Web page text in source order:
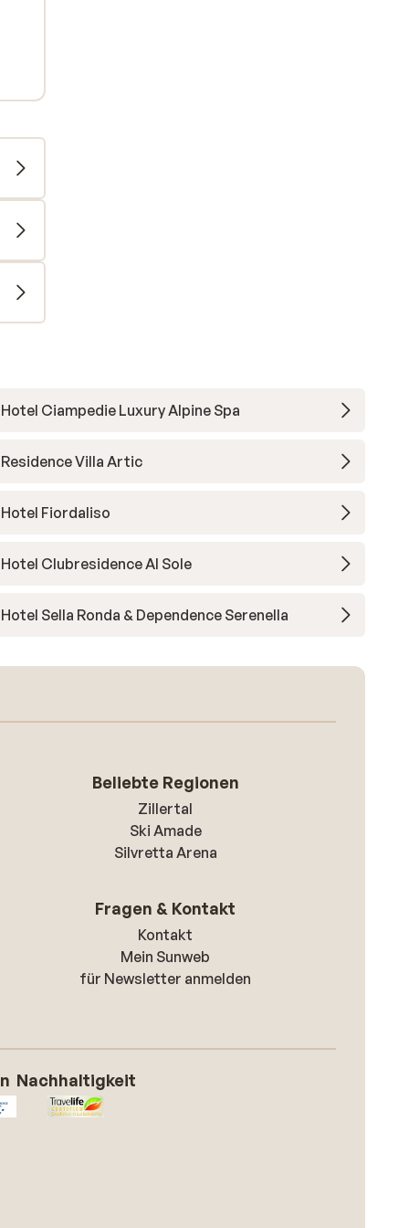
Hotel Ciampedie Luxury Alpine Spa
Residence Villa Artic
Hotel Fiordaliso
Hotel Clubresidence Al Sole
Hotel Sella Ronda & Dependence Serenella
Beliebte Regionen
Zillertal
Ski Amade
Silvretta Arena
Fragen & Kontakt
Kontakt
Mein Sunweb
für Newsletter anmelden
Nachhaltigkeit